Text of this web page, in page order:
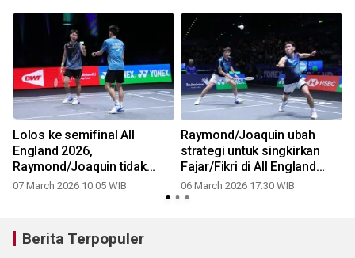
Lolos ke semifinal All
England 2026,
Raymond/Joaquin tidak
ingin terbebani
07 March 2026 10:05 WIB
Raymond/Joaquin ubah
strategi untuk singkirkan
Fajar/Fikri di All England
2026
06 March 2026 17:30 WIB
Berita Terpopuler